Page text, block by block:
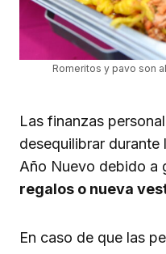
Romeritos y pavo son
Las finanzas
desequilibrar
Año Nuevo debido a
regalos o nueva
En caso de que las